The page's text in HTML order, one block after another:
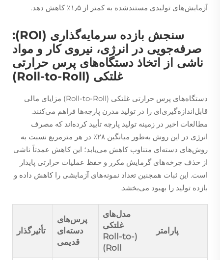
آزمایش‌های تولیدی مستندشده به کمتر از ۱٫۵٪ کاهش دهد.
سنجش بازده سرمایه‌گذاری (ROI):
صرفه‌جویی در انرژی، نیروی کار و مواد
ناشی از اتخاذ دستگاه‌های پرس حرارتی
غلتکی (Roll-to-Roll)
دستگاه‌های پرس حرارتی غلتکی (Roll-to-Roll) مزایای مالی
قابل‌اندازه‌گیری‌ای را در تولید مدرن پارچه‌ها فراهم می‌کنند.
مطالعات اخیر در زمینه تولید پارچه تأیید کرده‌اند که مصرف
انرژی در این روش به‌طور میانگین ۲۸٪ در هر مترمربع نسبت به
روش‌های دسته‌ای متناوب کاهش می‌یابد؛ این کاهش عمدتاً ناشی
از حذف چرخه‌های گرمایش مکرر و حفظ عملیات حرارتی پایدار
است. این ثبات همچنین تعداد نمونه‌های آزمایشی را کاهش داده و
بازده تولید را بهبود می‌بخشد.
پارامتر
مدل‌های
غلتکی
(Roll-to-
Roll)
پرس‌های
دسته‌ای
قدیمی
تأثیرگذار